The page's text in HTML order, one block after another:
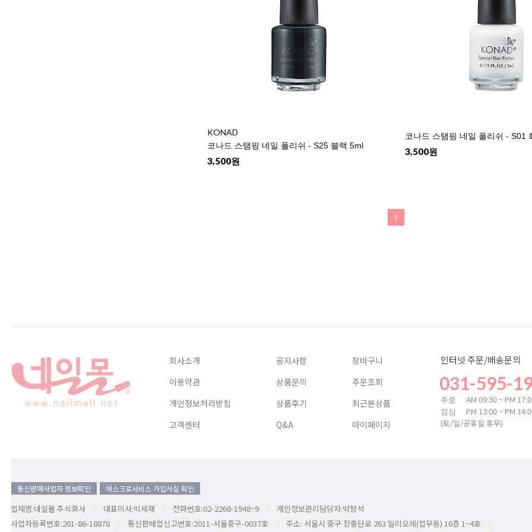
KONAD
코나드 스탬핑 네일 폴리쉬 - S25 블랙 5ml
3,500원
코나드 스탬핑 네일 폴리쉬 - S01
3,500원
1
회사소개
이용약관
개인정보처리방침
고객센터
공지사항
상품문의
상품후기
Q&A
장바구니
주문조회
최근본상품
마이페이지
인터넷 주문/배송문의
031-595-
주중 AM 09:30 ~ PM
점심
PM 13:00 ~ PM
(토/일/공휴일 휴무)
통신판매사업자 정보확인 에스크로서비스 가입사실 확인
업체명:네일몰 주식회사 대표이사:박세재 전화번호:02-2268-1948~9
개인정보관리담당자:박형석
사업자등록번호:201-86-18878
통신판매업신고번호:2011-서울중구-0037호 주소: 서울시 중구 장충단로 263 밀리오레(업무동) 16층 1~4호